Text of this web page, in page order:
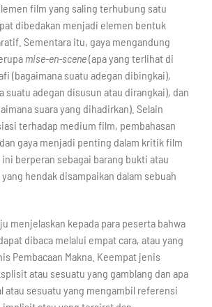
film yang saling terhubung satu
dibedakan menjadi elemen bentuk
Sementara itu, gaya mengandung
mise-en-scene(apa yang terlihat di
(bagaimana suatu adegan dibingkai),
suatu adegan disusun atau dirangkai), dan
suara yang dihadirkan). Selain
terhadap medium film, pembahasan
gaya menjadi penting dalam kritik film
berperan sebagai barang bukti atau
hendak disampaikan dalam sebuah
menjelaskan kepada para peserta bahwa
dibaca melalui empat cara, atau yang
Pembacaan Makna. Keempat jenis
atau sesuatu yang gamblang dan apa
atau sesuatu yang mengambil referensi